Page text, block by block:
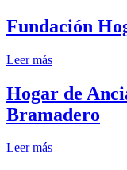
Fundación
Leer más
Hogar de
Bramadero
Leer más